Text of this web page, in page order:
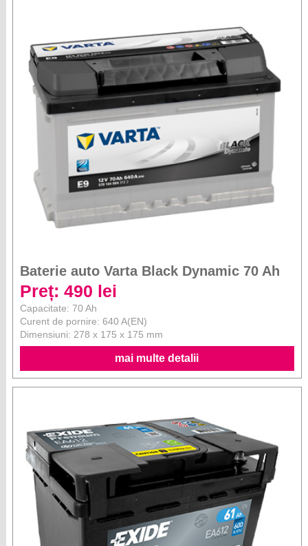
Baterie auto Varta Black Dynamic 70 Ah
Preț: 490 lei
Capacitate: 70 Ah
Curent de pornire: 640 A(EN)
Dimensiuni: 278 x 175 x 175 mm
mai multe detalii